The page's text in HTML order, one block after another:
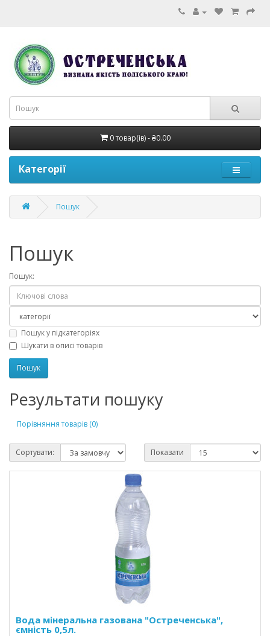
0 товар(ів) - ₴0.00
Категорії
Пошук
Пошук
Пошук:
Пошук у підкатегоріях
Шукати в описі товарів
Результати пошуку
Порівняння товарів (0)
Сортувати: Показати
Вода мінеральна газована "Остреченська",
ємність 0,5л.